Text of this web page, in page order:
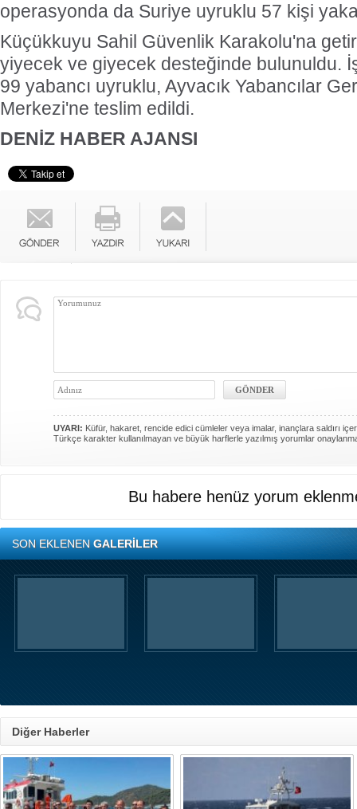
operasyonda da Suriye uyruklu 57 kişi
Küçükkuyu Sahil Güvenlik Karakolu'na
yiyecek ve giyecek desteğinde bulunuldu.
99 yabancı uyruklu, Ayvacık Yabancılar
Merkezi'ne teslim edildi.
DENİZ HABER AJANSI
UYARI: Küfür, hakaret, rencide edici cümleler veya imalar, inançlara saldırı
Türkçe karakter kullanılmayan ve büyük harflerle yazılmış yorumlar
Bu habere henüz yorum
SON EKLENENGALERİLER
Diğer Haberler